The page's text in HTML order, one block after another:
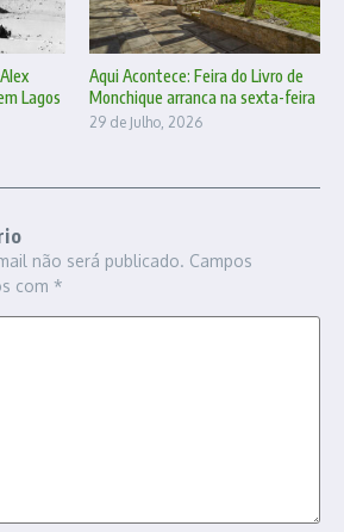
Lagos
Aqui Acontece: Feira do Livro de
Monchique arranca na sexta-feira
29 de Julho, 2026
não será publicado. Campos
com *